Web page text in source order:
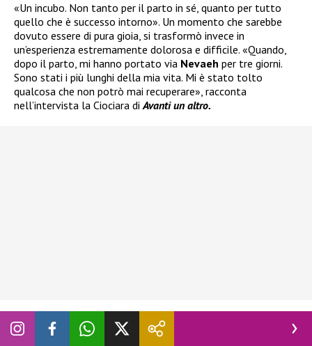
«Un incubo. Non tanto per il parto in sé, quanto per tutto
quello che è successo intorno». Un momento che sarebbe
dovuto essere di pura gioia, si trasformò invece in
un’esperienza estremamente dolorosa e difficile. «Quando,
dopo il parto, mi hanno portato via Nevaeh per tre giorni.
Sono stati i più lunghi della mia vita. Mi è stato tolto
qualcosa che non potrò mai recuperare», racconta
nell’intervista la Ciociara diAvanti un altro.
Una sofferenza ancora evidente